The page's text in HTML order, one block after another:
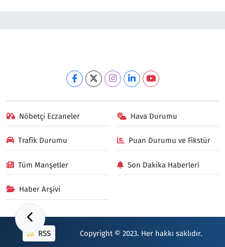
Nöbetçi Eczaneler Hava Durumu
Trafik Durumu Puan Durumu ve Fikstür
Tüm Manşetler Son Dakika Haberleri
Haber Arşivi
RSS Copyright © 2023. Her hakkı saklıdır.